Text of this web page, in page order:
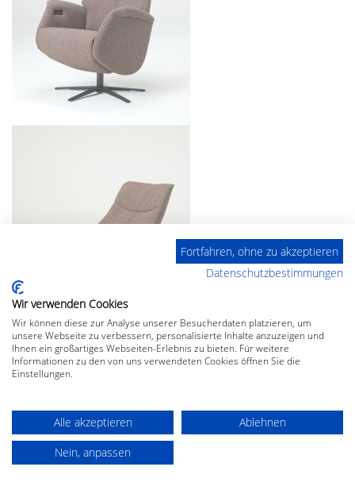
Fortfahren, ohne zu akzeptieren
Datenschutzbestimmungen
Wir verwenden Cookies
Wir können diese zur Analyse unserer Besucherdaten platzieren, um
unsere Webseite zu verbessern, personalisierte Inhalte anzuzeigen und
Ihnen ein großartiges Webseiten-Erlebnis zu bieten. Für weitere
Informationen zu den von uns verwendeten Cookies öffnen Sie die
Einstellungen.
Alle akzeptieren
Ablehnen
Nein, anpassen